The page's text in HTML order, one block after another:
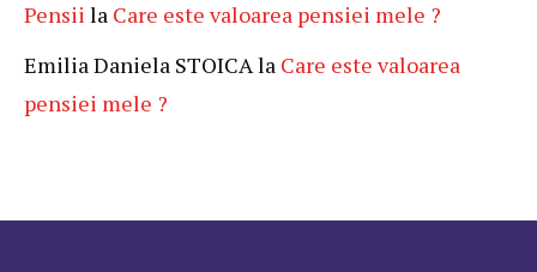
Pensii la Care este valoarea pensiei mele ?
Emilia Daniela STOICAla Care este valoarea
pensiei mele ?